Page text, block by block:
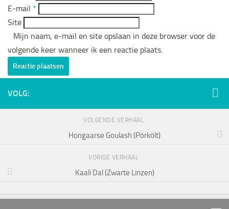
E-mail *
Site
Mijn naam, e-mail en site opslaan in deze browser voor de
volgende keer wanneer ik een reactie plaats.
VOLG:
VOLGENDE VERHAAL
Hongaarse Goulash (Pörkölt)
VORIGE VERHAAL
Kaali Dal (Zwarte Linzen)